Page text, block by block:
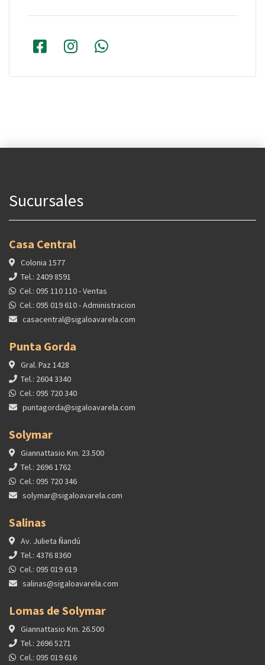
Sucursales
Casa Central
Colonia 1577
Tel.: 2409 8591
Cel.: 095 110 110 - Ventas
Cel.: 095 019 610 - Administracion
casacentral@sigaloavarela.com
Punta Gorda
Gral. Paz 1428
Tel.: 2604 3340
Cel.: 095 720 340
puntagorda@sigaloavarela.com
Solymar
Giannattasio Km. 23.500
Tel.: 2696 1762
Cel.: 095 720 346
solymar@sigaloavarela.com
Salinas
Av. Julieta Ñandú
Tel.: 4376 8360
Cel.: 095 019 619
salinas@sigaloavarela.com
Lomas de Solymar
Giannattasio Km. 26.500
Tel.: 2696 5271
Cel.: 095 019 616